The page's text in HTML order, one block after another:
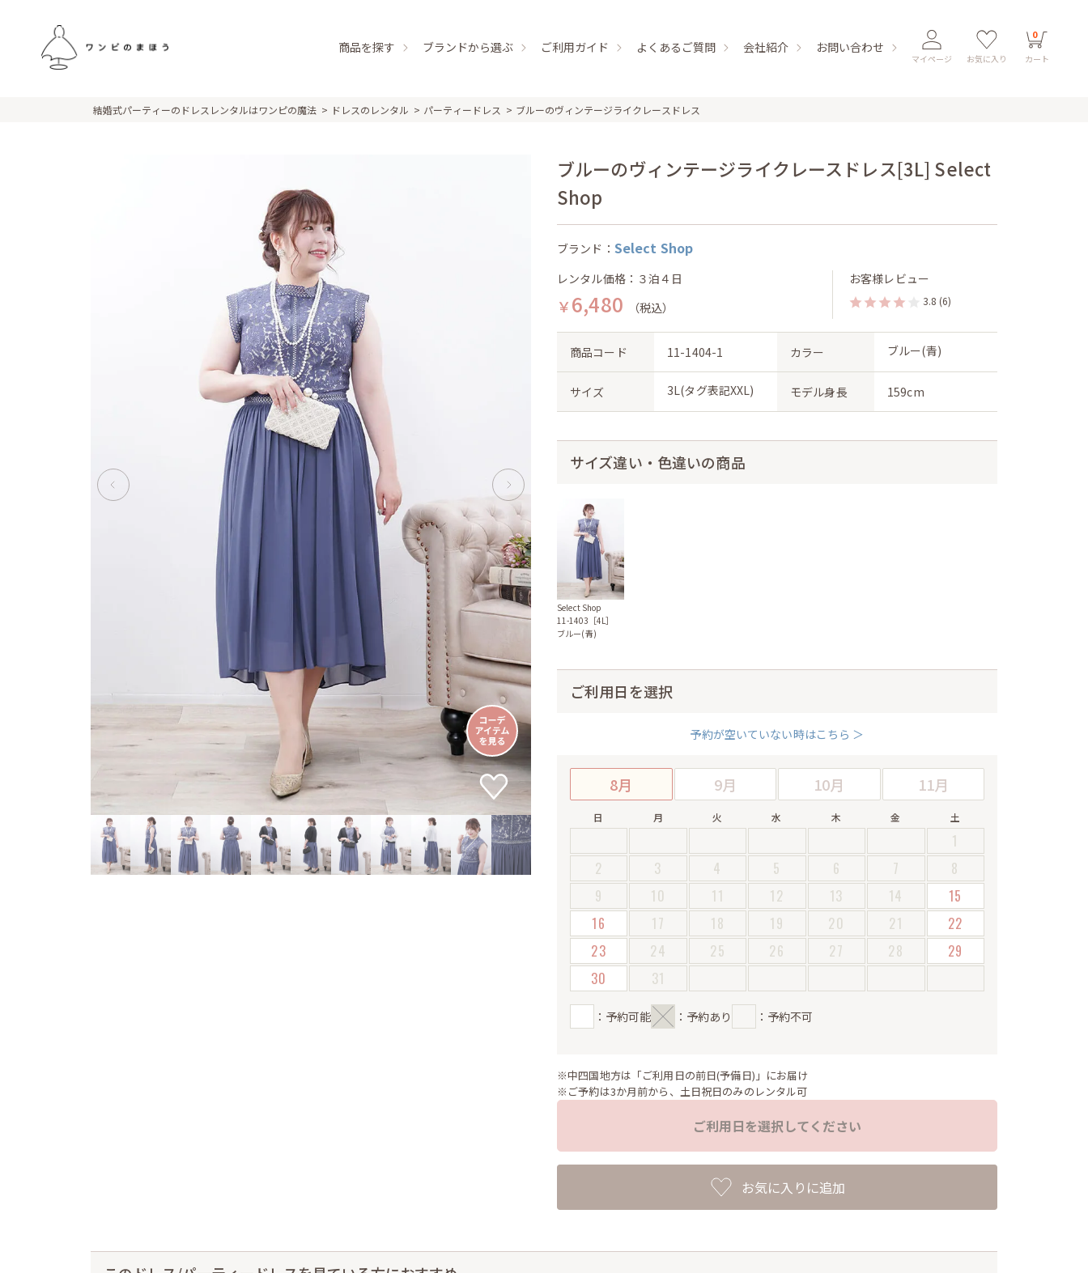
商品を探す ブランドから選ぶ ご利用ガイド よくあるご質問 会社紹介 お問い合わせ
マイページ お気に入り
0
カート
結婚式パーティーのドレスレンタルはワンピの魔法 ドレスのレンタル パーティードレス ブルーのヴィンテージライクレースドレス
ブルーのヴィンテージライクレースドレス[3L] Select
Shop
ブランド： Select Shop
レンタル価格：３泊４日
￥6,480 （税込）
お客様レビュー
3.8 (6)
商品コード 11-1404-1 カラー ブルー(青)
サイズ 3L(タグ表記XXL) モデル身長 159cm
サイズ違い・色違いの商品
Select Shop
11-1403［4L］
ブルー(青)
ご利用日を選択
予約が空いていない時はこちら ＞
8月 9月 10月 11月
日 月 火 水 木 金 土
1
2
3 4 5 6 7
8
9
10 11 12 13 14
15
16
17 18 19 20 21
22
23
24 25 26 27 28
29
30
31
：予約可能 ：予約あり ：予約不可
※中四国地方は「ご利用日の前日(予備日)」にお届け
※ご予約は3か月前から、土日祝日のみのレンタル可
ご利用日を選択してください
お気に入りに追加